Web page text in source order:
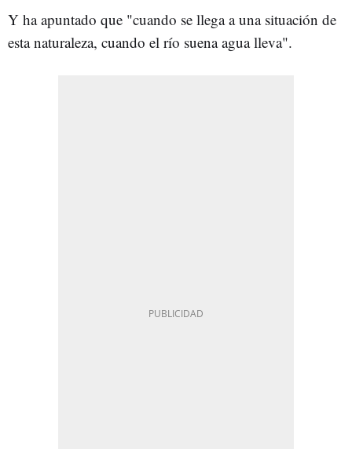
Y ha apuntado que "cuando se llega a una situación de
esta naturaleza, cuando el río suena agua lleva".